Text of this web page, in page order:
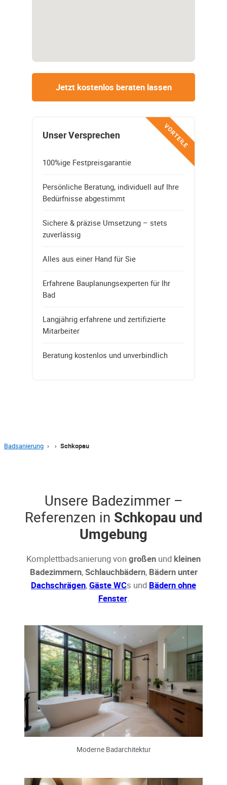
Jetzt kostenlos beraten lassen
VORTEILE
Unser Versprechen
100%ige Festpreisgarantie
Persönliche Beratung, individuell auf Ihre
Bedürfnisse abgestimmt
Sichere & präzise Umsetzung – stets
zuverlässig
Alles aus einer Hand für Sie
Erfahrene Bauplanungsexperten für Ihr
Bad
Langjährig erfahrene und zertifizierte
Mitarbeiter
Beratung kostenlos und unverbindlich
Badsanierung › › Schkopau
Unsere Badezimmer –
Referenzen in Schkopau und
Umgebung
Komplettbadsanierung von großen und kleinen
Badezimmern,Schlauchbädern, Bädern unter
Dachschrägen,Gäste WCs und Bädern ohne
Fenster.
Moderne Badarchitektur